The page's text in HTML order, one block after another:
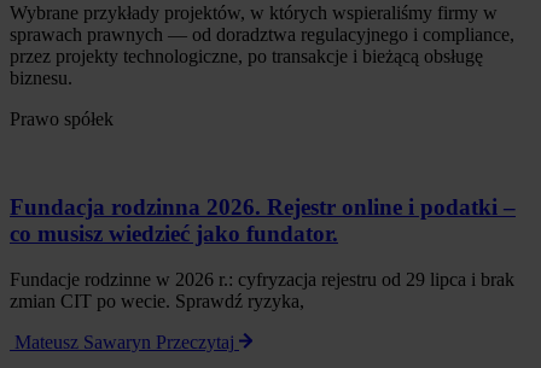
Wybrane przykłady projektów, w których wspieraliśmy firmy w
sprawach prawnych — od doradztwa regulacyjnego i compliance,
przez projekty technologiczne, po transakcje i bieżącą obsługę
biznesu.
Prawo spółek
Fundacja rodzinna 2026. Rejestr online i podatki –
co musisz wiedzieć jako fundator.
Fundacje rodzinne w 2026 r.: cyfryzacja rejestru od 29 lipca i brak
zmian CIT po wecie. Sprawdź ryzyka,
Mateusz Sawaryn Przeczytaj